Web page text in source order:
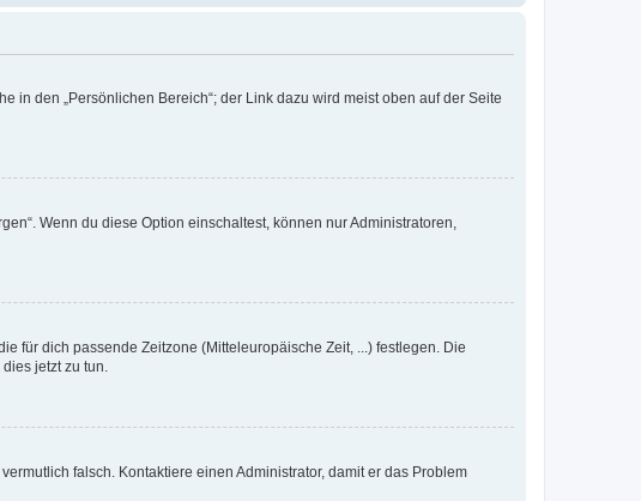
den „Persönlichen Bereich“; der Link dazu wird meist oben auf der Seite
Wenn du diese Option einschaltest, können nur Administratoren,
für dich passende Zeitzone (Mitteleuropäische Zeit, ...) festlegen. Die
jetzt zu tun.
falsch. Kontaktiere einen Administrator, damit er das Problem